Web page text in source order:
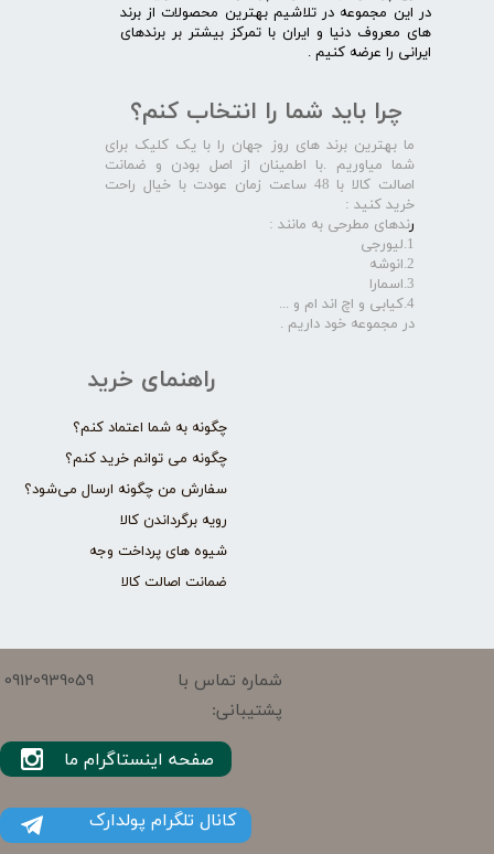
در این مجموعه در تلاشیم بهترین محصولات از برند
های معروف دنیا و ایران با تمرکز بیشتر بر برندهای
ایرانی را عرضه کنیم .​​​​​​​
راهنمای خرید
چگونه به شما اعتماد کنم؟
چگونه می توانم خرید کنم؟
سفارش من چگونه ارسال می‌شود؟
رویه برگرداندن کالا
شیوه های پرداخت وجه
ضمانت اصالت کالا
چرا باید شما را انتخاب کنم؟
ما بهترین برند های روز جهان را با یک کلیک برای
شما میاوریم .با اطمینان از اصل بودن و ضمانت
اصالت کالا با 48 ساعت زمان عودت با خیال راحت
خرید کنید :
رندهای مطرحی به مانند :
1.لیورجی
2.انوشه
3.اسمارا
4.کیابی و اچ اند ام و ...
در مجموعه خود داریم .​​​​​​​
شماره تماس با
پشتیبانی:
09120939059
کانال تلگرام پولدارک
صفحه اینستاگرام ما